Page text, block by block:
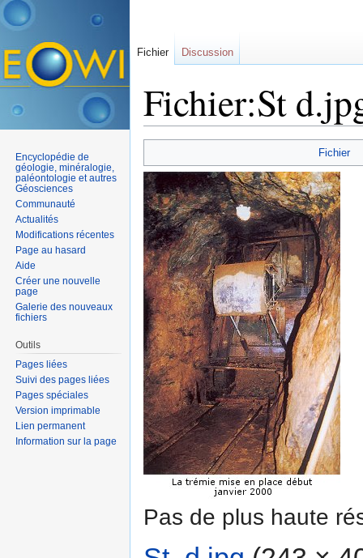
Fichier:St
Fichier
Pas de plus haute
Fichier Discussion
Encyclopédie de
géologie, minéralogie,
paléontologie et autres
Géosciences
Communauté
Actualités
Modifications récentes
Page au hasard
Aide
Créer une nouvelle
page
Galerie des nouveaux
fichiers
Outils
Pages liées
Suivi des pages liées
Pages spéciales
Version imprimable
Lien permanent
Information sur la page